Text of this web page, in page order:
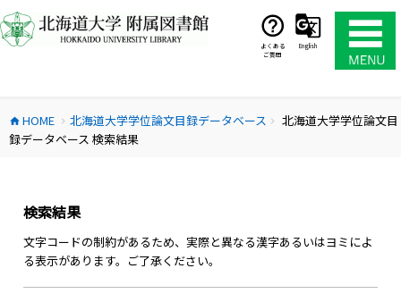
ン
テ
ス
キ
よくある
ご質問
English
home HOME chevron_right 北海道大学学位論文目録データベース chevron_right
北海道大学学位論文目
録データベース 検索結果
検索結果
文字コードの制約があるため、実際と異なる漢字あるいはヨミによ
る表示があります。ご了承ください。